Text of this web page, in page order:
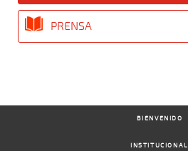
PRENSA
BIENVENIDO
INSTITUCIONAL